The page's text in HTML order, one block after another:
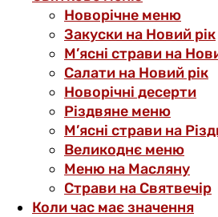
Новорічне меню
Закуски на Новий рік
М’ясні страви на
Салати на Новий рік
Новорічні десерти
Різдвяне меню
М’ясні страви на
Великоднє меню
Меню на Масляну
Страви на Святвечір
Коли час має значення